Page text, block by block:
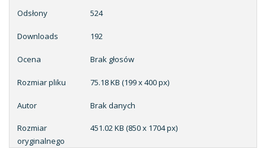
Odsłony 524
Downloads 192
Ocena Brak głosów
Rozmiar pliku 75.18 KB (199 x 400 px)
Autor Brak danych
Rozmiar
oryginalnego
451.02 KB (850 x 1704 px)